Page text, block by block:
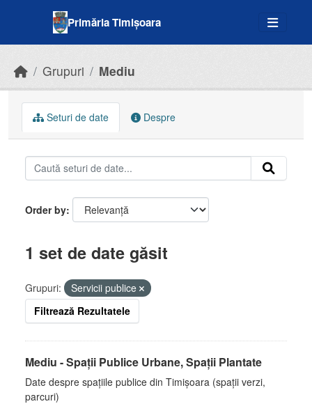
Primăria Timișoara
Grupuri Mediu
Seturi de date Despre
Order by
1 set de date găsit
Grupuri:
Servicii publice
Filtrează Rezultatele
Mediu - Spații Publice Urbane, Spații Plantate
Date despre spațiile publice din Timișoara (spații verzi,
parcuri)